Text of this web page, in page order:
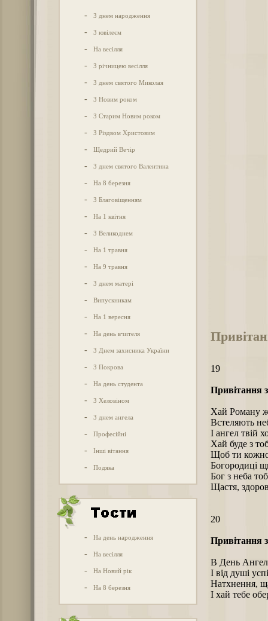
- З днем народження
- З ювілеєм
- На весілля
- З річницею весілля
- З днем святого Миколая
- З Новим роком
- З Старим Новим роком
- З Різдвом Христовим
- Щедрий Вечір
- З днем святого Валентина
- На 8 березня
- З Благовіщенням
- На 1 квітня
- З Великоднем
- На 1 травня
- На 9 травня
- З днем матері
- Випускникам
- На 1 вересня
- На день вчителя
- З Днем захисника України
- З Покрова
- На день студента
- З Хеловіном
- З днем ангела
- Професійні
- Інші вітання
- Подяка
- На день народження
- На весілля
- На Новий рік
- На 8 березня
19
Привітання
Хай Роману
Встеляють
І ангел твій
Хай буде з
Щоб ти
Богородиці
Бог з неба
Щастя,
20
Привітання
В День
І від душі
Натхнення,
І хай тебе